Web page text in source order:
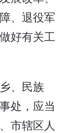
、退役军
好有关工
、民族
处，应当
市辖区人